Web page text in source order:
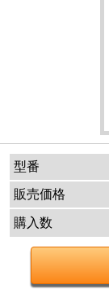
型番
販売価格
購入数